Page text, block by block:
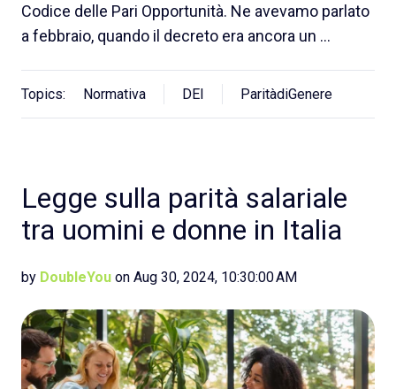
Codice delle Pari Opportunità. Ne avevamo parlato
a febbraio, quando il decreto era ancora un …
Topics: Normativa DEI ParitàdiGenere
Legge sulla parità salariale
tra uomini e donne in Italia
by DoubleYou on Aug 30, 2024, 10:30:00 AM